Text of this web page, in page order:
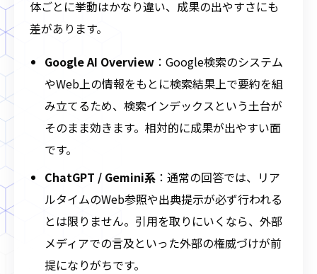
体ごとに挙動はかなり違い、成果の出やすさにも
差があります。
Google AI Overview：Google検索のシステム
やWeb上の情報をもとに検索結果上で要約を組
み立てるため、検索インデックスという土台が
そのまま効きます。相対的に成果が出やすい面
です。
ChatGPT / Gemini系：通常の回答では、リア
ルタイムのWeb参照や出典提示が必ず行われる
とは限りません。引用を取りにいくなら、外部
メディアでの言及といった外部の権威づけが前
提になりがちです。